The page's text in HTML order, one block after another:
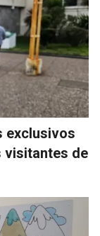
exclusivos
visitantes de